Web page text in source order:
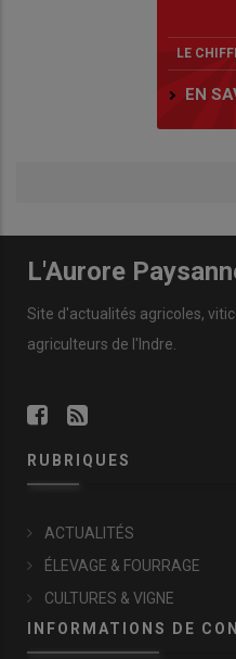
LE
EN
L'Aurore
Site d'actualités agricoles,
agriculteurs de l'Indre.
RUBRIQUES
ACTUALITÉS
ÉLEVAGE & FOURRAGE
CULTURES & VIGNE
INFORMATIONS DE